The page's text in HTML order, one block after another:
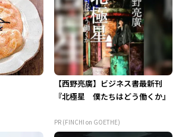
【西野亮廣】ビジネス書最新刊
『北極星 僕たちはどう働くか』
PR (FINCHI on GOETHE)